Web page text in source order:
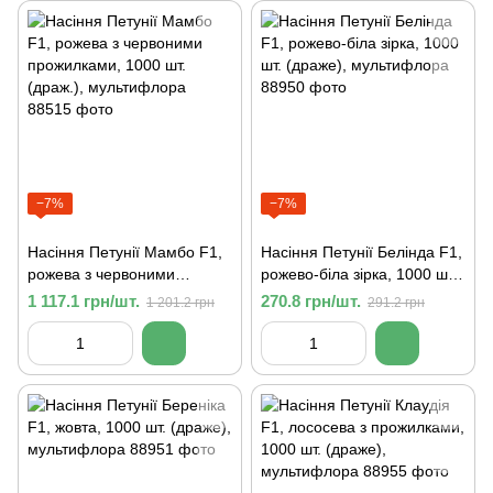
−7%
Насіння Петунії Мамбо F1,
рожева з червоними
прожилками, 1000 шт.
(драж.), мультифлора
1 117.1 грн/шт. 1 201.2 грн
−7%
Насіння Петунії Белінда F1,
рожево-біла зірка, 1000 шт.
(драже), мультифлора
270.8 грн/шт. 291.2 грн